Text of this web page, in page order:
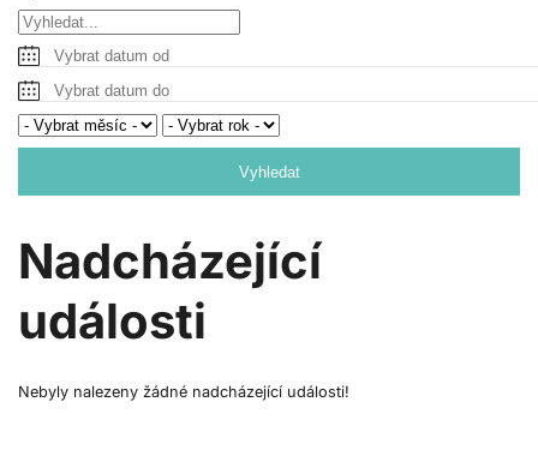
Vyhledat
Nadcházející
události
Nebyly nalezeny žádné nadcházející události!